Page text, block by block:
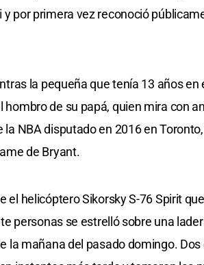
y por primera vez reconoció
la pequeña que tenía 13 años en
de su papá, quien mira con
NBA disputado en 2016 en
de Bryant.
el helicóptero Sikorsky S-76 Spirit
personas se estrelló sobre una
la mañana del pasado domingo.